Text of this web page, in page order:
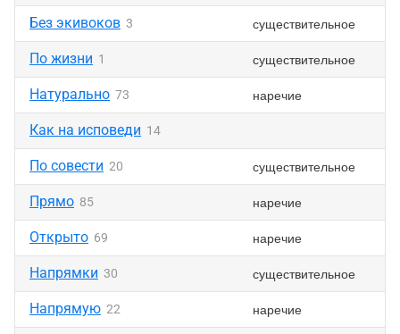
Без экивоков 3 существительное
По жизни 1 существительное
Натурально 73 наречие
Как на исповеди 14
По совести 20 существительное
Прямо 85 наречие
Открыто 69 наречие
Напрямки 30 существительное
Напрямую 22 наречие